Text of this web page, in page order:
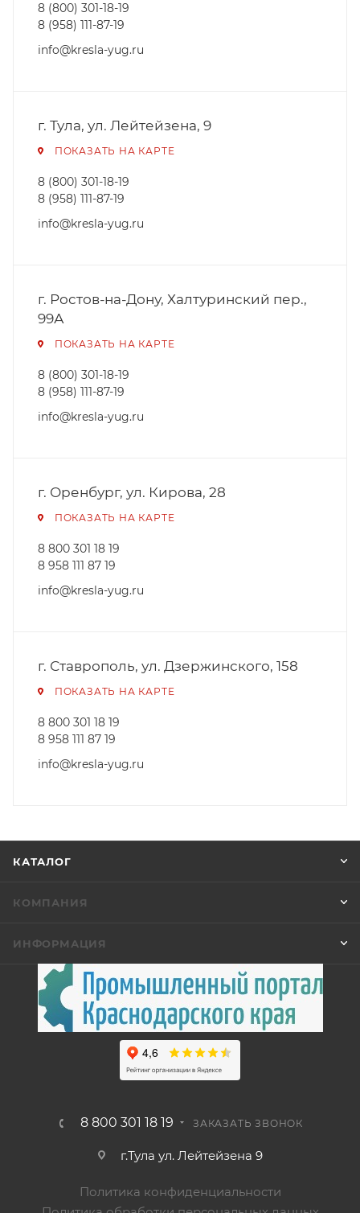
8 (800) 301-18-19
8 (958) 111-87-19
info@kresla-yug.ru
г. Тула, ул. Лейтейзена, 9
ПОКАЗАТЬ НА КАРТЕ
8 (800) 301-18-19
8 (958) 111-87-19
info@kresla-yug.ru
г. Ростов-на-Дону, Халтуринский пер.,
99А
ПОКАЗАТЬ НА КАРТЕ
8 (800) 301-18-19
8 (958) 111-87-19
info@kresla-yug.ru
г. Оренбург, ул. Кирова, 28
ПОКАЗАТЬ НА КАРТЕ
8 800 301 18 19
8 958 111 87 19
info@kresla-yug.ru
г. Ставрополь​, ул. Дзержинского, 158
ПОКАЗАТЬ НА КАРТЕ
8 800 301 18 19
8 958 111 87 19
info@kresla-yug.ru
КАТАЛОГ
КОМПАНИЯ
ИНФОРМАЦИЯ
8 800 301 18 19 ЗАКАЗАТЬ ЗВОНОК
г.Тула ул. Лейтейзена 9
Политика конфиденциальности